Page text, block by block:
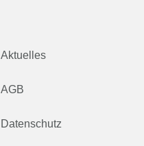
Aktuelles
AGB
Datenschutz